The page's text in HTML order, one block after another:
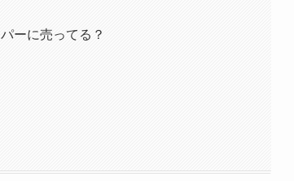
ーに売ってる？